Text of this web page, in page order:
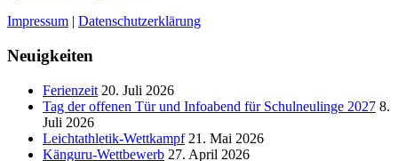
Impressum | Datenschutzerklärung
Neuigkeiten
Ferienzeit 20. Juli 2026
Tag der offenen Tür und Infoabend für Schulneulinge 2027 8.
Juli 2026
Leichtathletik-Wettkampf 21. Mai 2026
Känguru-Wettbewerb 27. April 2026